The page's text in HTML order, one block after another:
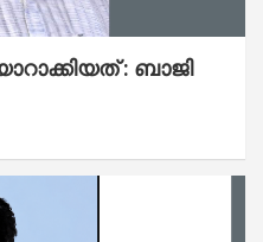
: ബാജി